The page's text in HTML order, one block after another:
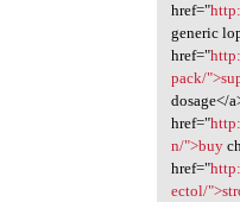
href="
generic
href="
pack/
dosage</
href="
n/">buy
href="
ectol/